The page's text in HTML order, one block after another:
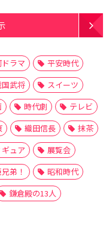
ラマ
平安時代
武将
スイーツ
時代劇
テレビ
織田信長
抹茶
ュア
展覧会
弟！
昭和時代
鎌倉殿の13人